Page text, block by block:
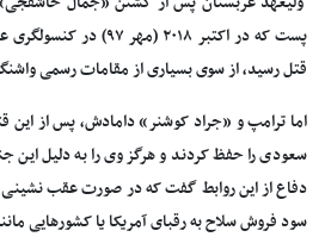
پست که در اکتبر ۲۰۱۸
قتل رسید، از سوی بسیاری از مقامات رسمی
اما ترامپ و «جراد کوشنر» دامادش، پس از این
سعودی را حفظ کردند و هرگز وی را به دلیل این
دفاع از این روابط گفت که در صورت عقب نشینی از
سود فروش سلاح به رقبای آمریکا یا کشورهایی